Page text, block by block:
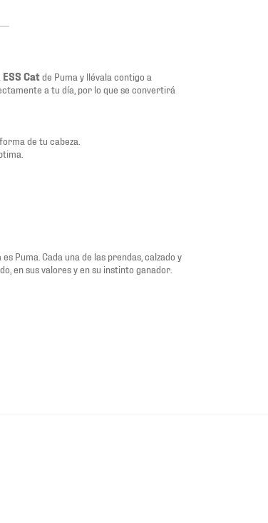
ESS Catde Puma y llévala contigo a
a tu día, por lo que se convertirá
de tu cabeza.
Puma. Cada una de las prendas, calzado y
en sus valores y en su instinto ganador.